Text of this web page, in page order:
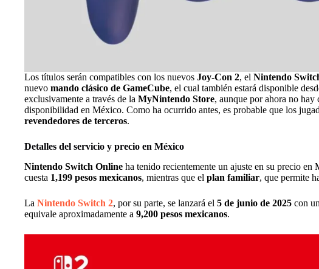
Los títulos serán compatibles con los nuevos Joy-Con 2, el Nintendo
nuevo mando clásico de GameCube, el cual también estará disponible
exclusivamente a través de la MyNintendo Store, aunque por ahora no
disponibilidad en México. Como ha ocurrido antes, es probable que los
revendedores de terceros.
Detalles del servicio y precio en México
Nintendo Switch Online ha tenido recientemente un ajuste en su precio en
cuesta 1,199 pesos mexicanos, mientras que el plan familiar, que permite
La Nintendo Switch 2, por su parte, se lanzará el 5 de junio de 2025 con
equivale aproximadamente a 9,200 pesos mexicanos.